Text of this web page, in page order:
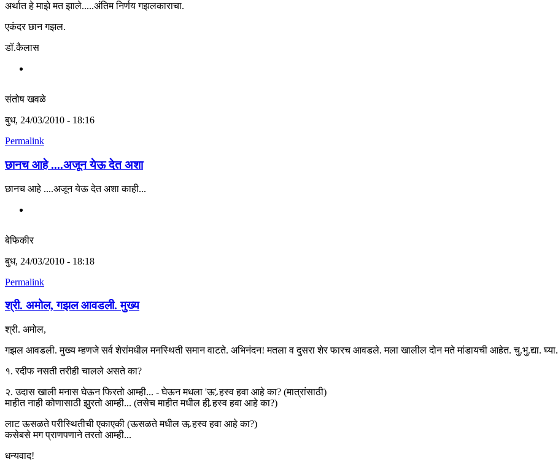
अर्थात हे माझे मत झाले.....अंतिम निर्णय गझलकाराचा.
एकंदर छान गझल.
डॉ.कैलास
संतोष खवळे
बुध, 24/03/2010 - 18:16
Permalink
छानच आहे ....अजून येऊ देत अशा
छानच आहे ....अजून येऊ देत अशा काही...
बेफिकीर
बुध, 24/03/2010 - 18:18
Permalink
श्री. अमोल, गझल आवडली. मुख्य
श्री. अमोल,
गझल आवडली. मुख्य म्हणजे सर्व शेरांमधील मनस्थिती समान वाटते. अभिनंदन! मतला व दुसरा शेर फारच आवडले. मला खालील दोन मते मांडायची आहेत. चु.भु.द्या. घ्या.
१. रदीफ नसती तरीही चालले असते का?
२. उदास खाली मनास घेऊन फिरतो आम्ही... - घेऊन मधला 'ऊ' र्‍हस्व हवा आहे का? (मात्रांसाठी)
माहीत नाही कोणासाठी झुरतो आम्ही... (तसेच माहीत मधील ही र्‍हस्व हवा आहे का?)
लाट ऊसळते परीस्थितीची एकाएकी (ऊसळते मधील ऊ र्‍हस्व हवा आहे का?)
कसेबसे मग प्राणपणाने तरतो आम्ही...
धन्यवाद!